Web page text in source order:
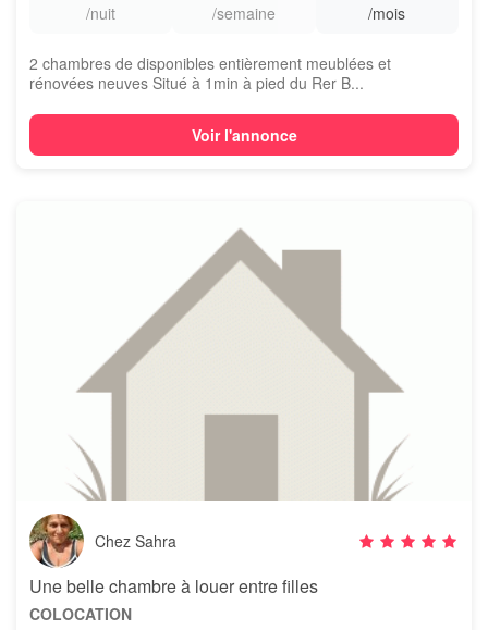
/nuit /semaine /mois
2 chambres de disponibles entièrement meublées et
rénovées neuves Situé à 1min à pied du Rer B...
Voir l'annonce
Chez Sahra
Une belle chambre à louer entre filles
COLOCATION